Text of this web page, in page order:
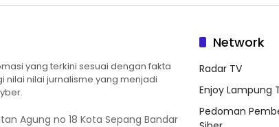
yang terkini sesuai dengan fakta
nilai nilai jurnalisme yang menjadi
Agung no 18 Kota Sepang Bandar
Network
Radar TV
Enjoy Lampung
Pedoman